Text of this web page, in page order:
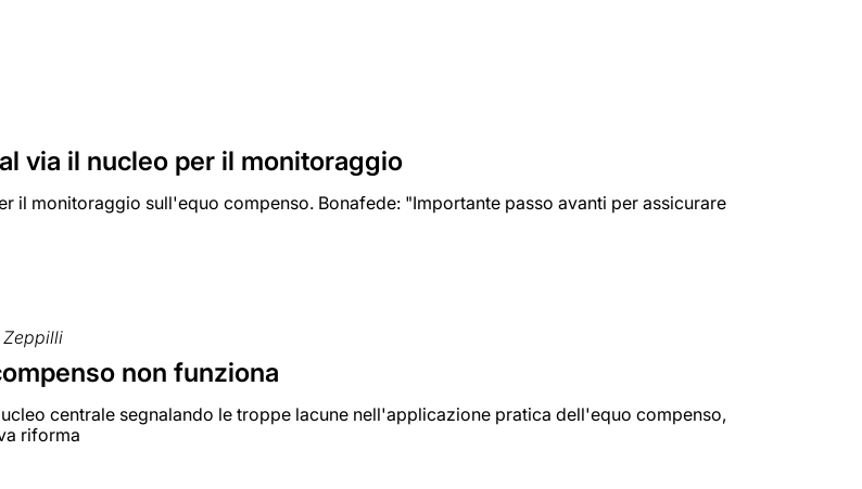
via il nucleo per il monitoraggio
il monitoraggio sull'equo compenso. Bonafede: "Importante passo avanti per assicurare
Zeppilli
non funziona
centrale segnalando le troppe lacune nell'applicazione pratica dell'equo compenso,
riforma